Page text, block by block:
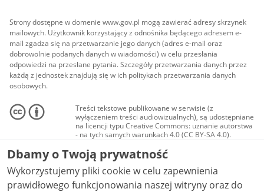
Strony dostępne w domenie www.gov.pl mogą zawierać adresy skrzynek
mailowych. Użytkownik korzystający z odnośnika będącego adresem e-
mail zgadza się na przetwarzanie jego danych (adres e-mail oraz
dobrowolnie podanych danych w wiadomości) w celu przesłania
odpowiedzi na przesłane pytania. Szczegóły przetwarzania danych przez
każdą z jednostek znajdują się w ich politykach przetwarzania danych
osobowych.
Treści tekstowe publikowane w serwisie (z
wyłączeniem treści audiowizualnych), są udostępniane
na licencji typu Creative Commons: uznanie autorstwa
- na tych samych warunkach 4.0 (CC BY-SA 4.0).
Materiały audiowizualne, w tym zdjęcia, materiały
audio i wideo, są udostępniane na licencji typu
Creative Commons: uznanie autorstwa użycie
niekomercyjne - bez utworów zależnych 4.0 (CC BY-
NC-ND 4.0), o ile nie jest to stwierdzone inaczej.
Dbamy o Twoją prywatność
Wykorzystujemy pliki cookie w celu zapewnienia
prawidłowego funkcjonowania naszej witryny oraz do